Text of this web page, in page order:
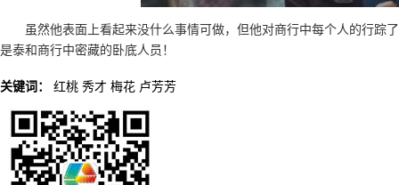
虽然他表面上看起来没什么事情可做，但他对商行中每个人的行踪
是泰和商行中密藏的卧底人员！
关键词： 红桃 秀才 梅花 卢芳芳